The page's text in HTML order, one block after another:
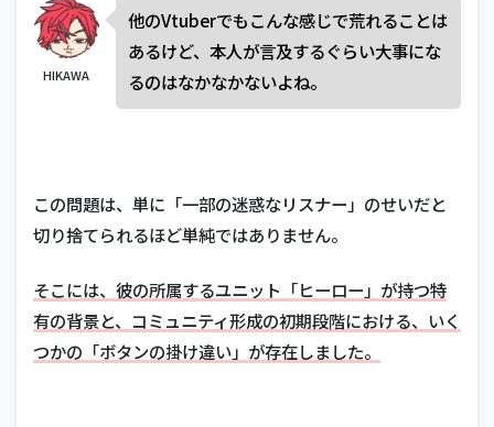
HIKAWA
他のVtuberでもこんな感じで荒れることは
あるけど、本人が言及するぐらい大事にな
るのはなかなかないよね。
この問題は、単に「一部の迷惑なリスナー」のせいだと
切り捨てられるほど単純ではありません。
そこには、彼の所属するユニット「ヒーロー」が持つ特
有の背景と、コミュニティ形成の初期段階における、いく
つかの「ボタンの掛け違い」が存在しました。